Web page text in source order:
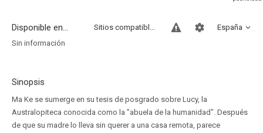
Disponible en... España
Sitios compatibles
Sin información
Sinopsis
Ma Ke se sumerge en su tesis de posgrado sobre Lucy, la
Australopiteca conocida como la "abuela de la humanidad". Después
de que su madre lo lleva sin querer a una casa remota, parece